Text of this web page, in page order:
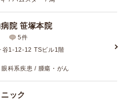
院 笹塚本院
5件
谷1-12-12 TSビル1階
科系疾患 / 腫瘍・がん
ック